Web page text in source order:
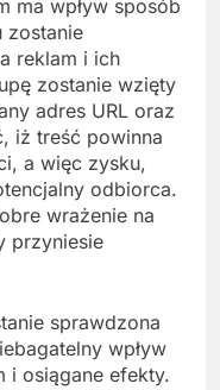
ma wpływ sposób
zostanie
reklam i ich
zostanie wzięty
adres URL oraz
iż treść powinna
a więc zysku,
odbiorca.
wrażenie na
przyniesie
sprawdzona
wpływ
i osiągane efekty.